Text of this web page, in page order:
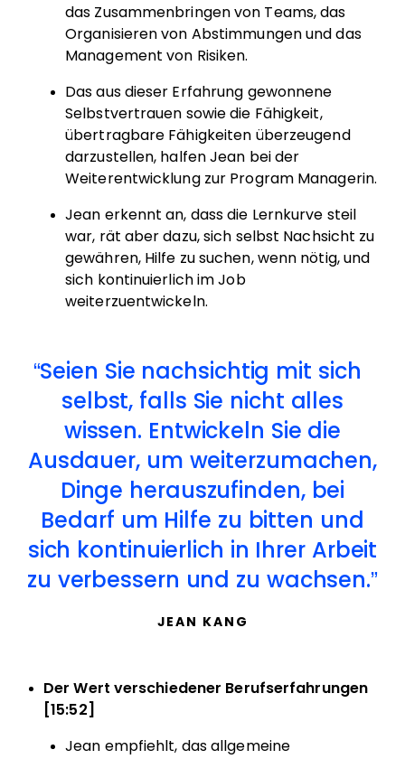
das Zusammenbringen von Teams, das
Organisieren von Abstimmungen und das
Management von Risiken.
Das aus dieser Erfahrung gewonnene
Selbstvertrauen sowie die Fähigkeit,
übertragbare Fähigkeiten überzeugend
darzustellen, halfen Jean bei der
Weiterentwicklung zur Program Managerin.
Jean erkennt an, dass die Lernkurve steil
war, rät aber dazu, sich selbst Nachsicht zu
gewähren, Hilfe zu suchen, wenn nötig, und
sich kontinuierlich im Job
weiterzuentwickeln.
Seien Sie nachsichtig mit sich
selbst, falls Sie nicht alles
wissen. Entwickeln Sie die
Ausdauer, um weiterzumachen,
Dinge herauszufinden, bei
Bedarf um Hilfe zu bitten und
sich kontinuierlich in Ihrer Arbeit
zu verbessern und zu wachsen.
JEAN KANG
Der Wert verschiedener Berufserfahrungen
[15:52]
Jean empfiehlt, das allgemeine